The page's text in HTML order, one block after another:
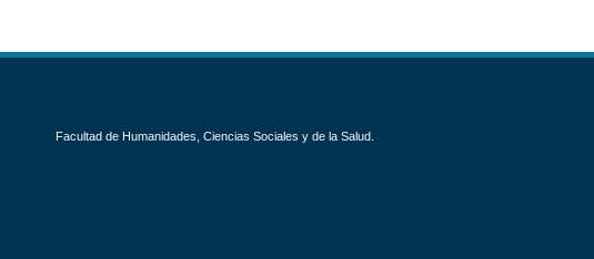
Facultad de Humanidades, Ciencias Sociales y de la Salud.